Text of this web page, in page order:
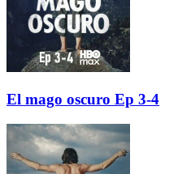
El mago oscuro Ep 3-4